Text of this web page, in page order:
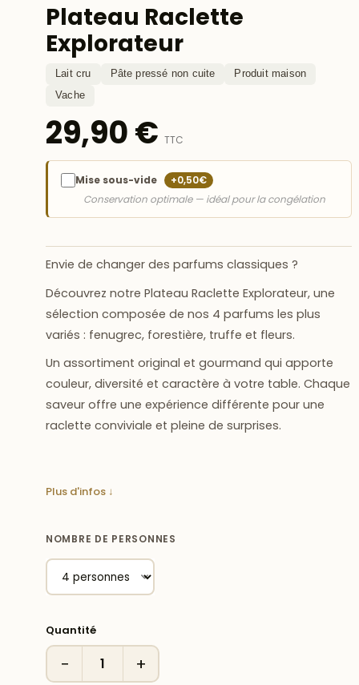
Plateau Raclette
Explorateur
Lait cru Pâte pressé non cuite
Produit maison
Vache
29,90 € TTC
Mise sous-vide
+0,50€
Conservation optimale — idéal pour la congélation
Envie de changer des parfums classiques ?
Découvrez notre Plateau Raclette Explorateur, une
sélection composée de nos 4 parfums les plus
variés : fenugrec, forestière, truffe et fleurs.
Un assortiment original et gourmand qui apporte
couleur, diversité et caractère à votre table. Chaque
saveur offre une expérience différente pour une
raclette conviviale et pleine de surprises.
Plus d'infos ↓
NOMBRE DE PERSONNES
Quantité
− +